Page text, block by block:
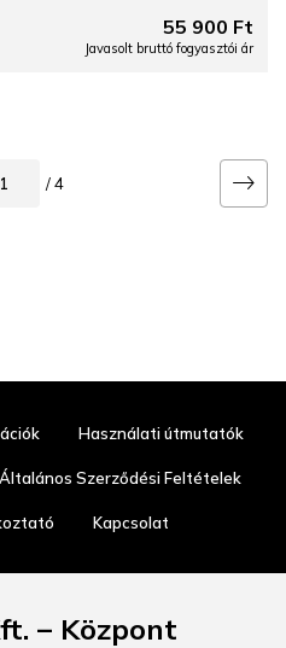
55 900 Ft
Javasolt bruttó fogyasztói ár
/ 4
Használati útmutatók
Általános Szerződési Feltételek
Kapcsolat
– Központ